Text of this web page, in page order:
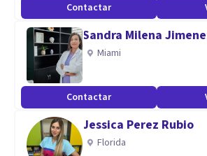
Aptitudes
Realizo tano terapias virtuales, como
consultorio
Cada una con un precio diferente en
T. virtual: 60/ 70 mil
T. Consultorio: 90 mil
Domiciliaria: 90 mil
Contactar
Sandra Milena
Miami
Contactar
Jessica Perez Rubio
Florida